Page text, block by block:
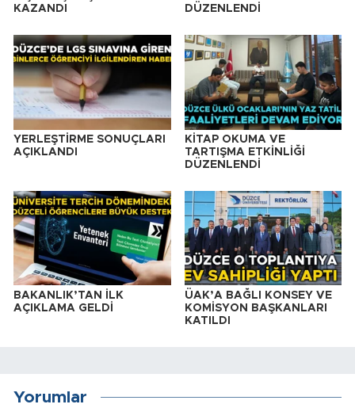
KAZANDI
DÜZENLENDİ
YERLEŞTİRME SONUÇLARI
AÇIKLANDI
KİTAP OKUMA VE
TARTIŞMA ETKİNLİĞİ
DÜZENLENDİ
BAKANLIK’TAN İLK
AÇIKLAMA GELDİ
ÜAK’A BAĞLI KONSEY VE
KOMİSYON BAŞKANLARI
KATILDI
Yorumlar